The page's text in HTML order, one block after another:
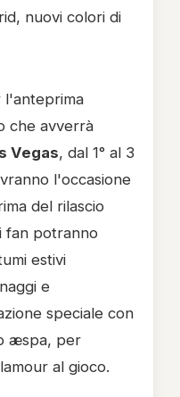
nuovi colori di
l'anteprima
che avverrà
Vegas, dal 1° al 3
l'occasione
del rilascio
fan potranno
estivi
e
speciale con
æspa, per
al gioco.